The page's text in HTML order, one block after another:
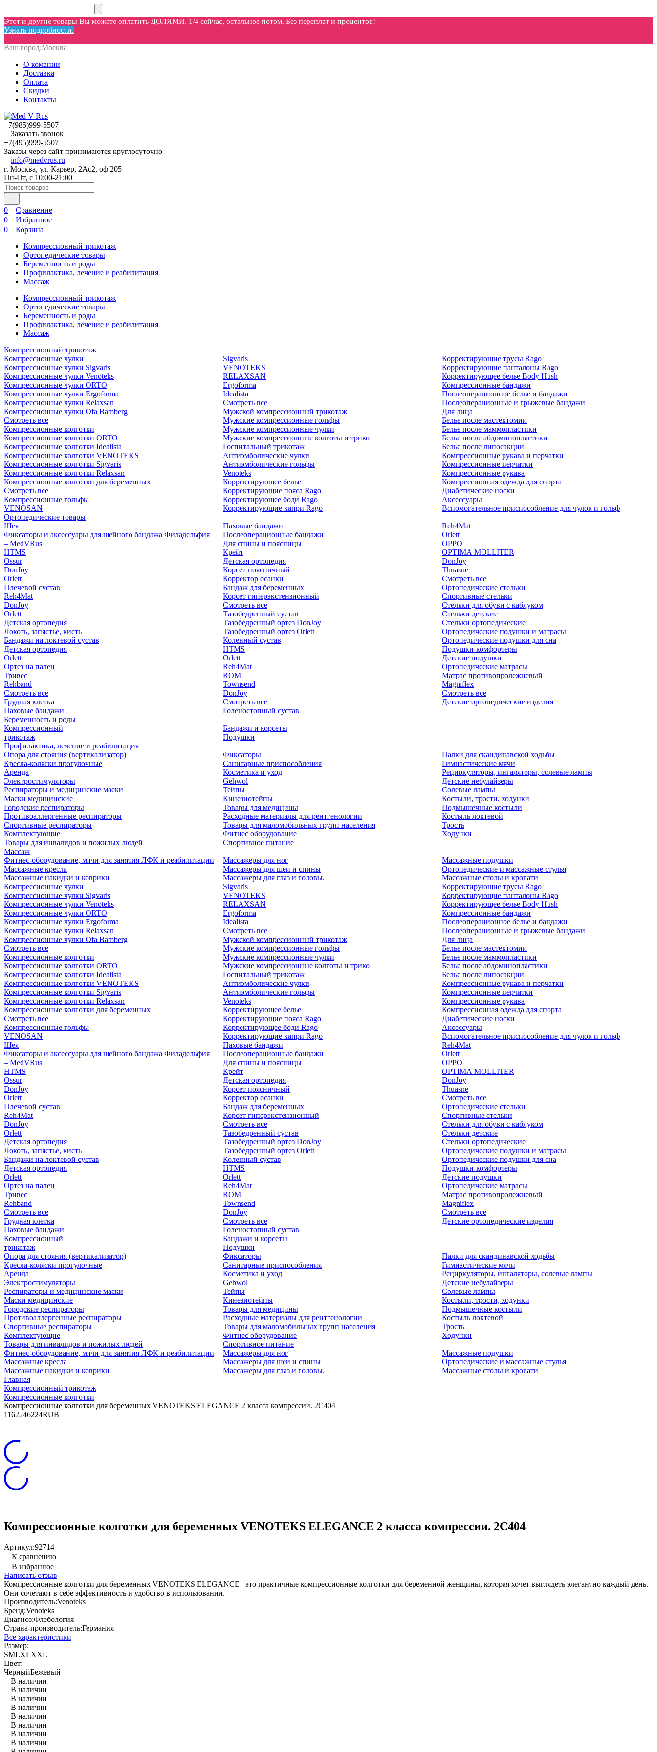
Этот и другие товары Вы можете оплатить ДОЛЯМИ. 1/4 сейчас, остальное потом. Без переплат и процентов!
Узнать подробности.
Ваш город:Москва
О комании
Доставка
Оплата
Скидки
Контакты
+7(985)999-5507
Заказать звонок
+7(495)999-5507
Заказы через сайт принимаются круглосуточно
info@medvrus.ru
г. Москва, ул. Карьер, 2Ас2, оф 205
Пн-Пт, с 10:00-21:00
0
Сравнение
0
Избранное
0
Корзина
Компрессионный трикотаж
Ортопедические товары
Беременность и роды
Профилактика, лечение и реабилитация
Массаж
Компрессионный трикотаж
Ортопедические товары
Беременность и роды
Профилактика, лечение и реабилитация
Массаж
Компрессионный трикотаж
Компрессионные чулки
Компрессионные чулки Sigvaris
Компрессионные чулки Venoteks
Компрессионные чулки ORTO
Компрессионные чулки Ergoforma
Компрессионные чулки Relaxsan
Компрессионные чулки Ofa Bamberg
Смотреть все
Компрессионные колготки
Компрессионные колготки ORTO
Компрессионные колготки Idealista
Компрессионные колготки VENOTEKS
Компрессионные колготки Sigvaris
Компрессионные колготки Relaxsan
Компрессионные колготки для беременных
Смотреть все
Компрессионные гольфы
VENOSAN
Sigvaris
VENOTEKS
RELAXSAN
Ergoforma
Idealista
Смотреть все
Мужской компрессионный трикотаж
Мужские компрессионные гольфы
Мужские компрессионные чулки
Мужские компрессионные колготы и трико
Госпитальный трикотаж
Антиэмболические чулки
Антиэмболические гольфы
Venoteks
Корректирующее белье
Корректирующие пояса Rago
Корректирующее боди Rago
Корректирующие капри Rago
Корректирующие трусы Rago
Корректирующие панталоны Rago
Корректирующее белье Body Hush
Компрессионные бандажи
Послеоперационное белье и бандажи
Послеоперационные и грыжевые бандажи
Для лица
Белье после мастектомии
Белье после маммопластики
Белье после абдоминопластики
Белье после липосакции
Компрессионные рукава и перчатки
Компрессионные перчатки
Компрессионные рукава
Компрессионная одежда для спорта
Диабетические носки
Аксессуары
Вспомогательное приспособление для чулок и гольф
Ортопедические товары
Шея
Фиксаторы и аксессуары для шейного бандажа Филадельфия
– MedVRus
HTMS
Ossur
DonJoy
Orlett
Плечевой сустав
Reh4Mat
DonJoy
Orlett
Детская ортопедия
Локоть, запястье, кисть
Бандажи на локтевой сустав
Детская ортопедия
Orlett
Ортез на палец
Тривес
Rehband
Смотреть все
Грудная клетка
Паховые бандажи
Паховые бандажи
Послеоперационные бандажи
Для спины и поясницы
Крейт
Детская ортопедия
Корсет поясничный
Корректор осанки
Бандаж для беременных
Корсет гиперэкстензионный
Смотреть все
Тазобедренный сустав
Тазобедренный ортез DonJoy
Тазобедренный ортез Orlett
Коленный сустав
HTMS
Orlett
Reh4Mat
ROM
Townsend
DonJoy
Смотреть все
Голеностопный сустав
Reh4Mat
Orlett
OPPO
OPTIMA MOLLITER
DonJoy
Thuasne
Смотреть все
Ортопедические стельки
Спортивные стельки
Стельки для обуви с каблуком
Стельки детские
Стельки ортопедические
Ортопедические подушки и матрасы
Ортопедические подушки для сна
Подушки-комфортеры
Детские подушки
Ортопедические матрасы
Матрас противопролежневый
Magniflex
Смотреть все
Детские ортопедические изделия
Беременность и роды
Компрессионный
трикотаж
Бандажи и корсеты
Подушки
Профилактика, лечение и реабилитация
Опора для стояния (вертикализатор)
Кресла-коляски прогулочные
Аренда
Электростимуляторы
Респираторы и медицинские маски
Маски медицинские
Городские респираторы
Противоаллергенные респираторы
Спортивные респираторы
Комплектующие
Товары для инвалидов и пожилых людей
Фиксаторы
Санитарные приспособления
Косметика и уход
Gehwol
Тейпы
Кинезиотейпы
Товары для медицины
Расходные материалы для рентгенологии
Товары для маломобильных групп населения
Фитнес оборудование
Спортивное питание
Палки для скандинавской ходьбы
Гимнастические мячи
Рециркуляторы, ингаляторы, солевые лампы
Детские небулайзеры
Солевые лампы
Костыли, трости, ходунки
Подмышечные костыли
Костыль локтевой
Трость
Ходунки
Массаж
Фитнес-оборудование, мячи для занятия ЛФК и реабилитации
Массажные кресла
Массажные накидки и коврики
Массажеры для ног
Массажеры для шеи и спины
Массажеры для глаз и головы.
Массажные подушки
Ортопедические и массажные стулья
Массажные столы и кровати
Компрессионные чулки
Компрессионные чулки Sigvaris
Компрессионные чулки Venoteks
Компрессионные чулки ORTO
Компрессионные чулки Ergoforma
Компрессионные чулки Relaxsan
Компрессионные чулки Ofa Bamberg
Смотреть все
Компрессионные колготки
Компрессионные колготки ORTO
Компрессионные колготки Idealista
Компрессионные колготки VENOTEKS
Компрессионные колготки Sigvaris
Компрессионные колготки Relaxsan
Компрессионные колготки для беременных
Смотреть все
Компрессионные гольфы
VENOSAN
Sigvaris
VENOTEKS
RELAXSAN
Ergoforma
Idealista
Смотреть все
Мужской компрессионный трикотаж
Мужские компрессионные гольфы
Мужские компрессионные чулки
Мужские компрессионные колготы и трико
Госпитальный трикотаж
Антиэмболические чулки
Антиэмболические гольфы
Venoteks
Корректирующее белье
Корректирующие пояса Rago
Корректирующее боди Rago
Корректирующие капри Rago
Корректирующие трусы Rago
Корректирующие панталоны Rago
Корректирующее белье Body Hush
Компрессионные бандажи
Послеоперационное белье и бандажи
Послеоперационные и грыжевые бандажи
Для лица
Белье после мастектомии
Белье после маммопластики
Белье после абдоминопластики
Белье после липосакции
Компрессионные рукава и перчатки
Компрессионные перчатки
Компрессионные рукава
Компрессионная одежда для спорта
Диабетические носки
Аксессуары
Вспомогательное приспособление для чулок и гольф
Шея
Фиксаторы и аксессуары для шейного бандажа Филадельфия
– MedVRus
HTMS
Ossur
DonJoy
Orlett
Плечевой сустав
Reh4Mat
DonJoy
Orlett
Детская ортопедия
Локоть, запястье, кисть
Бандажи на локтевой сустав
Детская ортопедия
Orlett
Ортез на палец
Тривес
Rehband
Смотреть все
Грудная клетка
Паховые бандажи
Паховые бандажи
Послеоперационные бандажи
Для спины и поясницы
Крейт
Детская ортопедия
Корсет поясничный
Корректор осанки
Бандаж для беременных
Корсет гиперэкстензионный
Смотреть все
Тазобедренный сустав
Тазобедренный ортез DonJoy
Тазобедренный ортез Orlett
Коленный сустав
HTMS
Orlett
Reh4Mat
ROM
Townsend
DonJoy
Смотреть все
Голеностопный сустав
Reh4Mat
Orlett
OPPO
OPTIMA MOLLITER
DonJoy
Thuasne
Смотреть все
Ортопедические стельки
Спортивные стельки
Стельки для обуви с каблуком
Стельки детские
Стельки ортопедические
Ортопедические подушки и матрасы
Ортопедические подушки для сна
Подушки-комфортеры
Детские подушки
Ортопедические матрасы
Матрас противопролежневый
Magniflex
Смотреть все
Детские ортопедические изделия
Компрессионный
трикотаж
Бандажи и корсеты
Подушки
Опора для стояния (вертикализатор)
Кресла-коляски прогулочные
Аренда
Электростимуляторы
Респираторы и медицинские маски
Маски медицинские
Городские респираторы
Противоаллергенные респираторы
Спортивные респираторы
Комплектующие
Товары для инвалидов и пожилых людей
Фиксаторы
Санитарные приспособления
Косметика и уход
Gehwol
Тейпы
Кинезиотейпы
Товары для медицины
Расходные материалы для рентгенологии
Товары для маломобильных групп населения
Фитнес оборудование
Спортивное питание
Палки для скандинавской ходьбы
Гимнастические мячи
Рециркуляторы, ингаляторы, солевые лампы
Детские небулайзеры
Солевые лампы
Костыли, трости, ходунки
Подмышечные костыли
Костыль локтевой
Трость
Ходунки
Фитнес-оборудование, мячи для занятия ЛФК и реабилитации
Массажные кресла
Массажные накидки и коврики
Массажеры для ног
Массажеры для шеи и спины
Массажеры для глаз и головы.
Массажные подушки
Ортопедические и массажные стулья
Массажные столы и кровати
Главная
Компрессионный трикотаж
Компрессионные колготки
Компрессионные колготки для беременных VENOTEKS ELEGANCE 2 класса компрессии. 2С404
1162246224RUB
Компрессионные колготки для беременных VENOTEKS ELEGANCE 2 класса компрессии. 2С404
Артикул:92714
К сравнению
В избранное
Написать отзыв
Компрессионные колготки для беременных VENOTEKS ELEGANCE– это практичные компрессионные колготки для беременной женщины, которая хочет выглядеть элегантно каждый день.
Они сочетают в себе эффективность и удобство в использовании.
Производитель:Venoteks
Бренд:Venoteks
Диагноз:Флебология
Страна-производитель:Германия
Все характеристики
Размер:
SMLXLXXL
Цвет:
ЧерныйБежевый
В наличии
В наличии
В наличии
В наличии
В наличии
В наличии
В наличии
В наличии